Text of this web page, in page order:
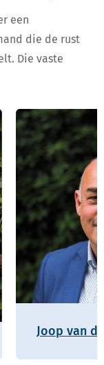
een
die de rust
Die vaste
Joop van